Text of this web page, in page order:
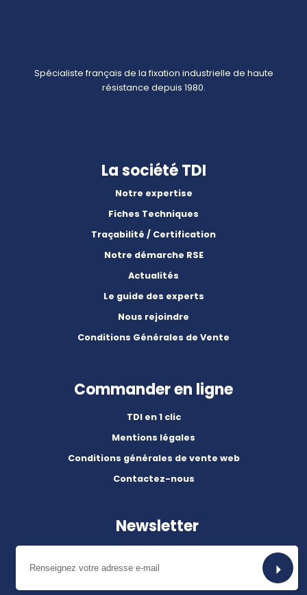
Spécialiste français de la fixation industrielle de haute
résistance depuis 1980.
La société TDI
Notre expertise
Fiches Techniques
Traçabilité / Certification
Notre démarche RSE
Actualités
Le guide des experts
Nous rejoindre
Conditions Générales de Vente
Commander en ligne
TDI en 1 clic
Mentions légales
Conditions générales de vente web
Contactez-nous
Newsletter